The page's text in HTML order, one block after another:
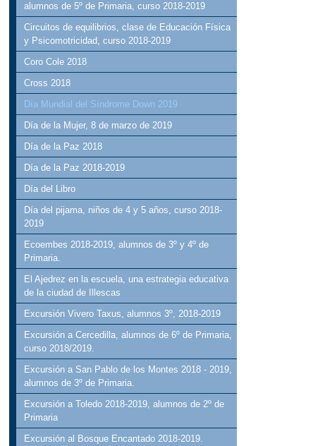
alumnos de 5º de Primaria, curso 2018-2019
Circuitos de equilibrios, clase de Educación Física
y Psicomotricidad, curso 2018-2019
Coro Cole 2018
Cross 2018
Día Mundial del Síndrome Down 2019
Día de la Mujer, 8 de marzo de 2019
Día de la Paz 2018
Día de la Paz 2018-2019
Día del Libro
Día del pijama, niños de 4 y 5 años, curso 2018-
2019
Ecoembes 2018-2019, alumnos de 3º y 4º de
Primaria.
El Ajedrez en la escuela, una estrategia educativa
de la ciudad de Illescas
Excursión Vivero Taxus, alumnos 3º, 2018-2019
Excursión a Cercedilla, alumnos de 6º de Primaria,
curso 2018/2019.
Excursión a San Pablo de los Montes 2018 - 2019,
alumnos de 3º de Primaria.
Excursión a Toledo 2018-2019, alumnos de 2º de
Primaria
Excursión al Bosque Encantado 2018-2019.